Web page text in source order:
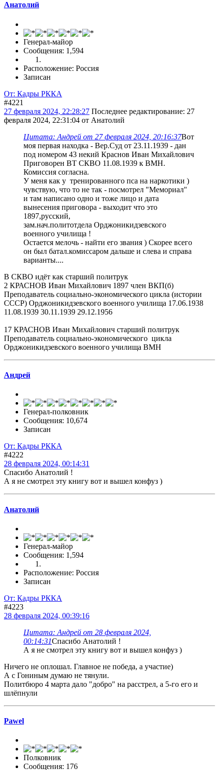
Анатолий
Генерал-майор
Сообщения: 1,594
Расположение: Россия
Записан
От: Кадры РККА
#4221
27 февраля 2024, 22:28:27 Последнее редактирование: 27
февраля 2024, 22:31:04 от Анатолий
Цитата: Андрей от 27 февраля 2024, 20:16:37Вот
моя первая находка - Вер.Суд от 23.11.1939 - дан
под номером 43 некий Краснов Иван Михайлович
Приговорен ВТ СКВО 11.08.1939 к ВМН.
Комиссия согласна.
У меня как у тренированного пса на наркотики )
чувствую, что то не так - посмотрел "Мемориал"
и там написано одно и тоже лицо и дата
вынесения приговора - выходит что это
1897,русский,
зам.нач.политотдела Орджоникидзевского
военного училища !
Остается мелочь - найти его звания ) Скорее всего
он был батал.комиссаром дальше и слева и справа
варианты....
В СКВО идёт как старший политрук
2 КРАСНОВ Иван Михайлович 1897 член ВКП(б)
Преподаватель социально-экономического цикла (истории
СССР) Орджоникидзевского военного училища 17.06.1938
11.08.1939 30.11.1939 29.12.1956
17 КРАСНОВ Иван Михайлович старший политрук
Преподаватель социально-экономического цикла
Орджоникидзевского военного училища ВМН
Андрей
Генерал-полковник
Сообщения: 10,674
Записан
От: Кадры РККА
#4222
28 февраля 2024, 00:14:31
Спасибо Анатолий !
А я не смотрел эту книгу вот и вышел конфуз )
Анатолий
Генерал-майор
Сообщения: 1,594
Расположение: Россия
Записан
От: Кадры РККА
#4223
28 февраля 2024, 00:39:16
Цитата: Андрей от 28 февраля 2024,
00:14:31Спасибо Анатолий !
А я не смотрел эту книгу вот и вышел конфуз )
Ничего не оплошал. Главное не победа, а участие)
А с Гониным думаю не тянули.
Политбюро 4 марта дало "добро" на расстрел, а 5-го его и
шлёпнули
Pawel
Полковник
Сообщения: 176